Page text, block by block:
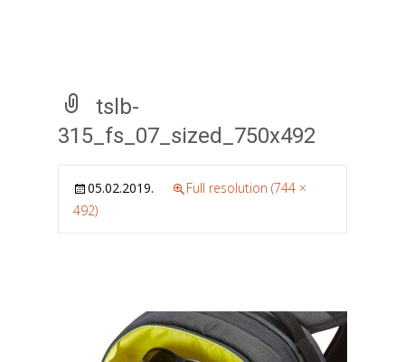
tslb-
315_fs_07_sized_750x492
05.02.2019.
Full resolution (744 ×
492)